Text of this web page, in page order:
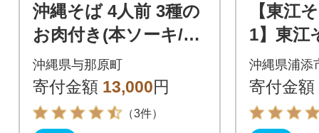
沖縄そば 4人前 3種の
お肉付き(本ソーキ/軟
骨ソーキ/三枚肉)
沖縄県与那原町
寄付金額 13,000円
（3件）
【東江
1】東
ット
沖縄県浦添
寄付金額